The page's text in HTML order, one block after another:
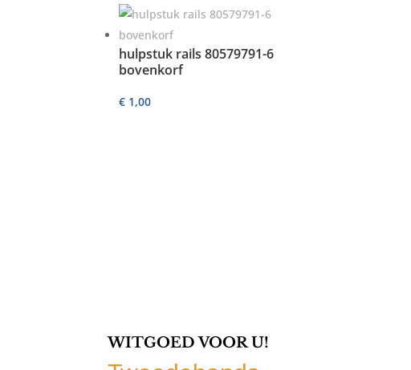
hulpstuk rails 80579791-6
bovenkorf
€ 1,00
WITGOED VOOR U!